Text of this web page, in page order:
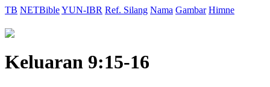
TB NETBibleYUN-IBR Ref. Silang Nama Gambar Himne
Keluaran 9:15-16